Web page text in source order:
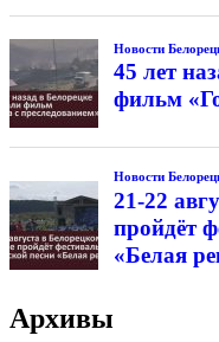
Новости
45 лет
фильм
Новости
21-22
пройдёт
«Белая
Архивы